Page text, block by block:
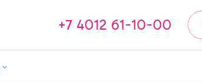
+7 4012 61-10-00